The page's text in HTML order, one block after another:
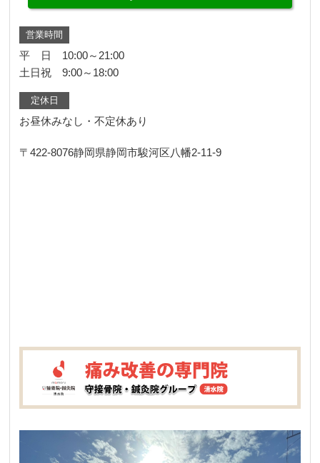
営業時間
平 日 10:00～21:00
土日祝 9:00～18:00
定休日
お昼休みなし・不定休あり
〒422-8076静岡県静岡市駿河区八幡2-11-9